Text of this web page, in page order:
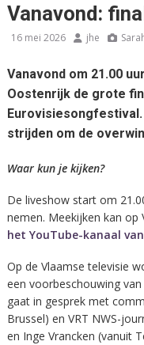
Vanavond:
16 mei 2026 jhe
Vanavond om 21.00
Oostenrijk de grote
strijden om de
Waar kun je kijken?
De liveshow start om
nemen. Meekijken kan op
het YouTube-kanaal
Op de Vlaamse televisie
een voorbeschouwing
gaat in gesprek met
Brussel) en VRT NWS-
en Inge Vrancken (vanuit